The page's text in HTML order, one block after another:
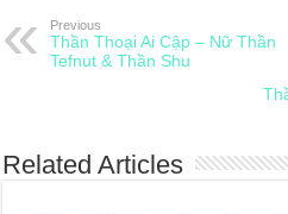
Previous
Thần Thoại Ai Cập – Nữ Thần
Tefnut & Thần Shu
Related Articles